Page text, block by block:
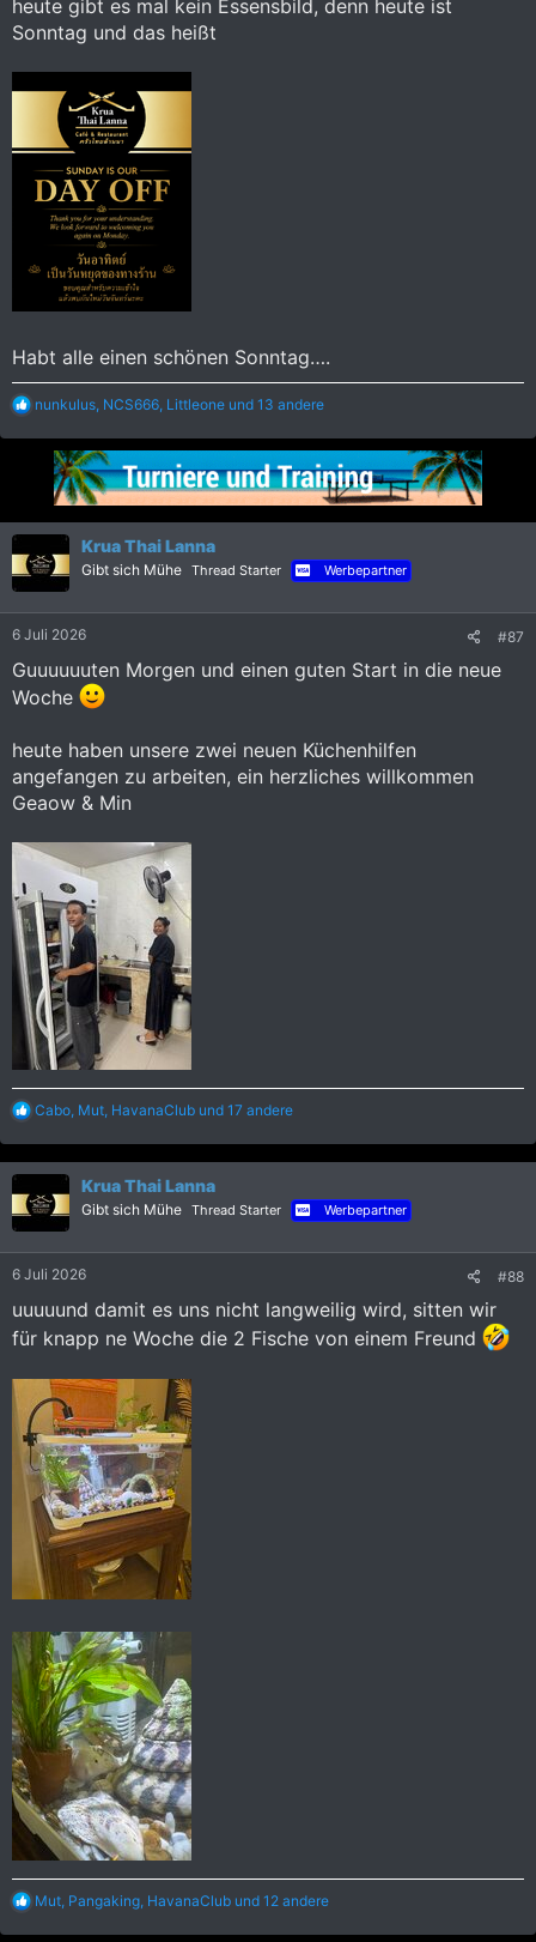
heute gibt es mal kein Essensbild, denn heute ist
Sonntag und das heißt
Habt alle einen schönen Sonntag….
R
a
o
n
e
n
:
nunkulus, NCS666, Littleone und 13 andere
Krua Thai Lanna
Gibt sich Mühe Thread Starter Werbepartner
6 Juli 2026 #87
Guuuuuuten Morgen und einen guten Start in die neue
Woche
heute haben unsere zwei neuen Küchenhilfen
angefangen zu arbeiten, ein herzliches willkommen
Geaow & Min
R
a
k
i
n
Cabo, Mut, HavanaClub und 17 andere
Krua Thai Lanna
Gibt sich Mühe Thread Starter Werbepartner
6 Juli 2026 #88
uuuuund damit es uns nicht langweilig wird, sitten wir
für knapp ne Woche die 2 Fische von einem Freund
R
a
Mut Pangaking HavanaClub und 12 andere